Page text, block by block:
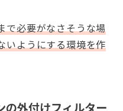
で必要がなさそうな場
いようにする環境を作
の外付けフィルター